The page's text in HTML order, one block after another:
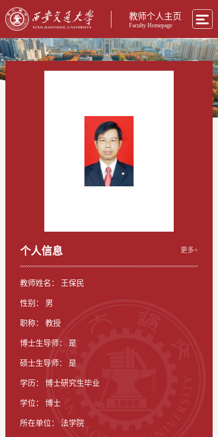
教师个人主页
Faculty Homepage
个人信息 更多+
教师姓名： 王保民
性别： 男
职称： 教授
博士生导师： 是
硕士生导师： 是
学历： 博士研究生毕业
学位： 博士
所在单位： 法学院